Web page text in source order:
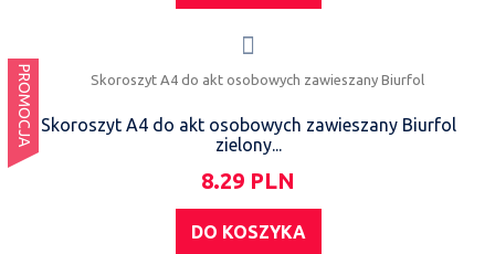
PROMOCJA
Skoroszyt A4 do akt osobowych zawieszany Biurfol
zielony...
8.29 PLN
DO KOSZYKA